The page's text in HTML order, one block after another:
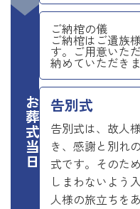
お葬式当日
ご納棺の儀
ご納棺はご遺族
す。ご用意いた
納めていただきま
告別式
告別式は、故人
き、感謝と別れ
式です。そのた
しまわないよう
人様の旅立ちを